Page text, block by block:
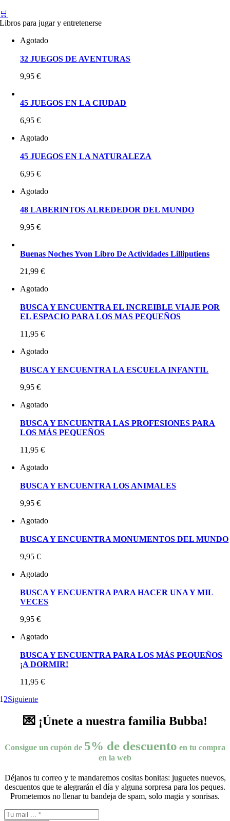
🛒
Libros para jugar y entretenerse
Agotado
32 JUEGOS DE AVENTURAS
9,95€
45 JUEGOS EN LA CIUDAD
6,95€
Agotado
45 JUEGOS EN LA NATURALEZA
6,95€
Agotado
48 LABERINTOS ALREDEDOR DEL MUNDO
9,95€
Buenas Noches Yvon Libro De Actividades Lilliputiens
21,99€
Agotado
BUSCA Y ENCUENTRA EL INCREIBLE VIAJE POR
EL ESPACIO PARA LOS MAS PEQUEÑOS
11,95€
Agotado
BUSCA Y ENCUENTRA LA ESCUELA INFANTIL
9,95€
Agotado
BUSCA Y ENCUENTRA LAS PROFESIONES PARA
LOS MÁS PEQUEÑOS
11,95€
Agotado
BUSCA Y ENCUENTRA LOS ANIMALES
9,95€
Agotado
BUSCA Y ENCUENTRA MONUMENTOS DEL MUNDO
9,95€
Agotado
BUSCA Y ENCUENTRA PARA HACER UNA Y MIL
VECES
9,95€
Agotado
BUSCA Y ENCUENTRA PARA LOS MÁS PEQUEÑOS
¡A DORMIR!
11,95€
1 2Siguiente
💌 ¡Únete a nuestra familia Bubba!
Consigue un cupón de 5% de descuento en tu compra
en la web
Déjanos tu correo y te mandaremos cositas bonitas: juguetes nuevos,
descuentos que te alegrarán el día y alguna sorpresa para los peques.
Prometemos no llenar tu bandeja de spam, solo magia y sonrisas.